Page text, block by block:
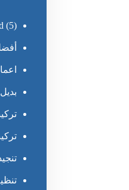
(5)